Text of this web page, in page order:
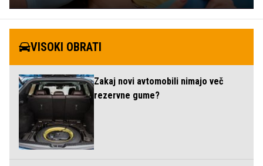
VISOKI OBRATI
Zakaj novi avtomobili nimajo več
rezervne gume?